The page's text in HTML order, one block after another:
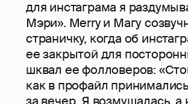
для инстаграма я
Мэри». Merry и Магу
страничку, когда об
ее закрытой для
шквал ее фолловеров:
как в профайл
за вечер. Я возмущалась,